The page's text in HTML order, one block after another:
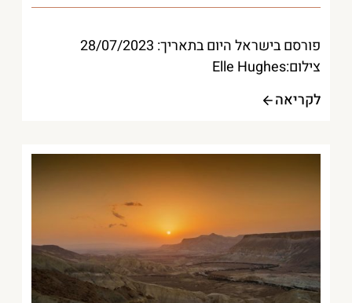
פורסם בישראל היום בתאריך: 28/07/2023
צילום:Elle Hughes
לקריאה